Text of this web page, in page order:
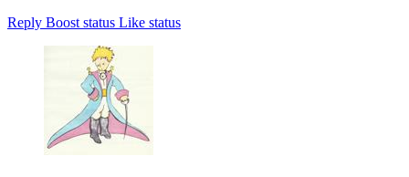
Reply Boost status Like status